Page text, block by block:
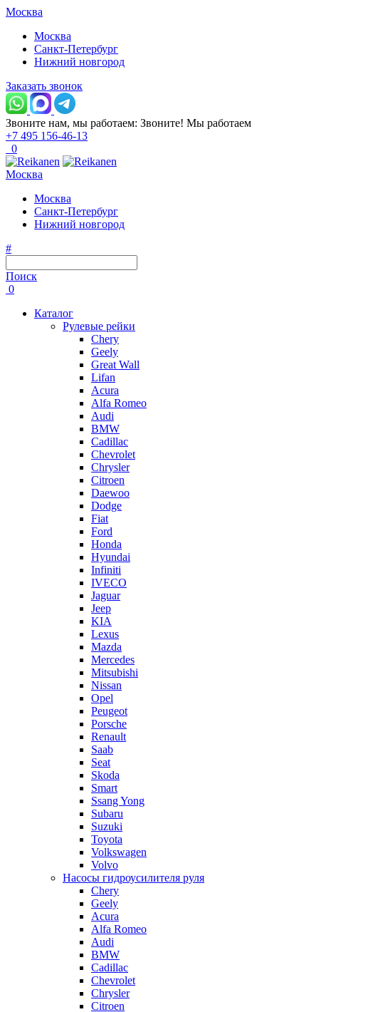
Москва
Москва
Санкт-Петербург
Нижний новгород
Заказать звонок
Звоните нам, мы работаем: Звоните! Мы работаем
+7 495 156-46-13
0
Москва
Москва
Санкт-Петербург
Нижний новгород
#
Поиск
0
Каталог
Рулевые рейки
Chery
Geely
Great Wall
Lifan
Acura
Alfa Romeo
Audi
BMW
Cadillac
Chevrolet
Chrysler
Citroen
Daewoo
Dodge
Fiat
Ford
Honda
Hyundai
Infiniti
IVECO
Jaguar
Jeep
KIA
Lexus
Mazda
Mercedes
Mitsubishi
Nissan
Opel
Peugeot
Porsche
Renault
Saab
Seat
Skoda
Smart
Ssang Yong
Subaru
Suzuki
Toyota
Volkswagen
Volvo
Насосы гидроусилителя руля
Chery
Geely
Acura
Alfa Romeo
Audi
BMW
Cadillac
Chevrolet
Chrysler
Citroen